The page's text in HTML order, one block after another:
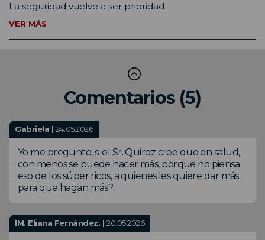
La seguridad vuelve a ser prioridad
VER MÁS
Comentarios (5)
Gabriela | 24.05.2026
Yo me pregunto, si el Sr. Quiroz cree que en salud,
con menos se puede hacer más, porque no piensa
eso de los súper ricos, a quienes les quiere dar más
para que hagan más?
lM. Eliana Fernández. | 20.05.2026